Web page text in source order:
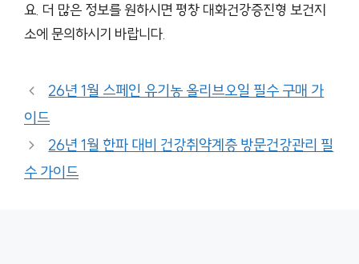
요. 더 많은 정보를 원하시면 평창 대화건강증진형 보건지
소에 문의하시기 바랍니다.
26년 1월 스페인 유기농 올리브오일 필수 구매 가
이드
26년 1월 한파 대비 건강취약계층 방문건강관리 필
수 가이드